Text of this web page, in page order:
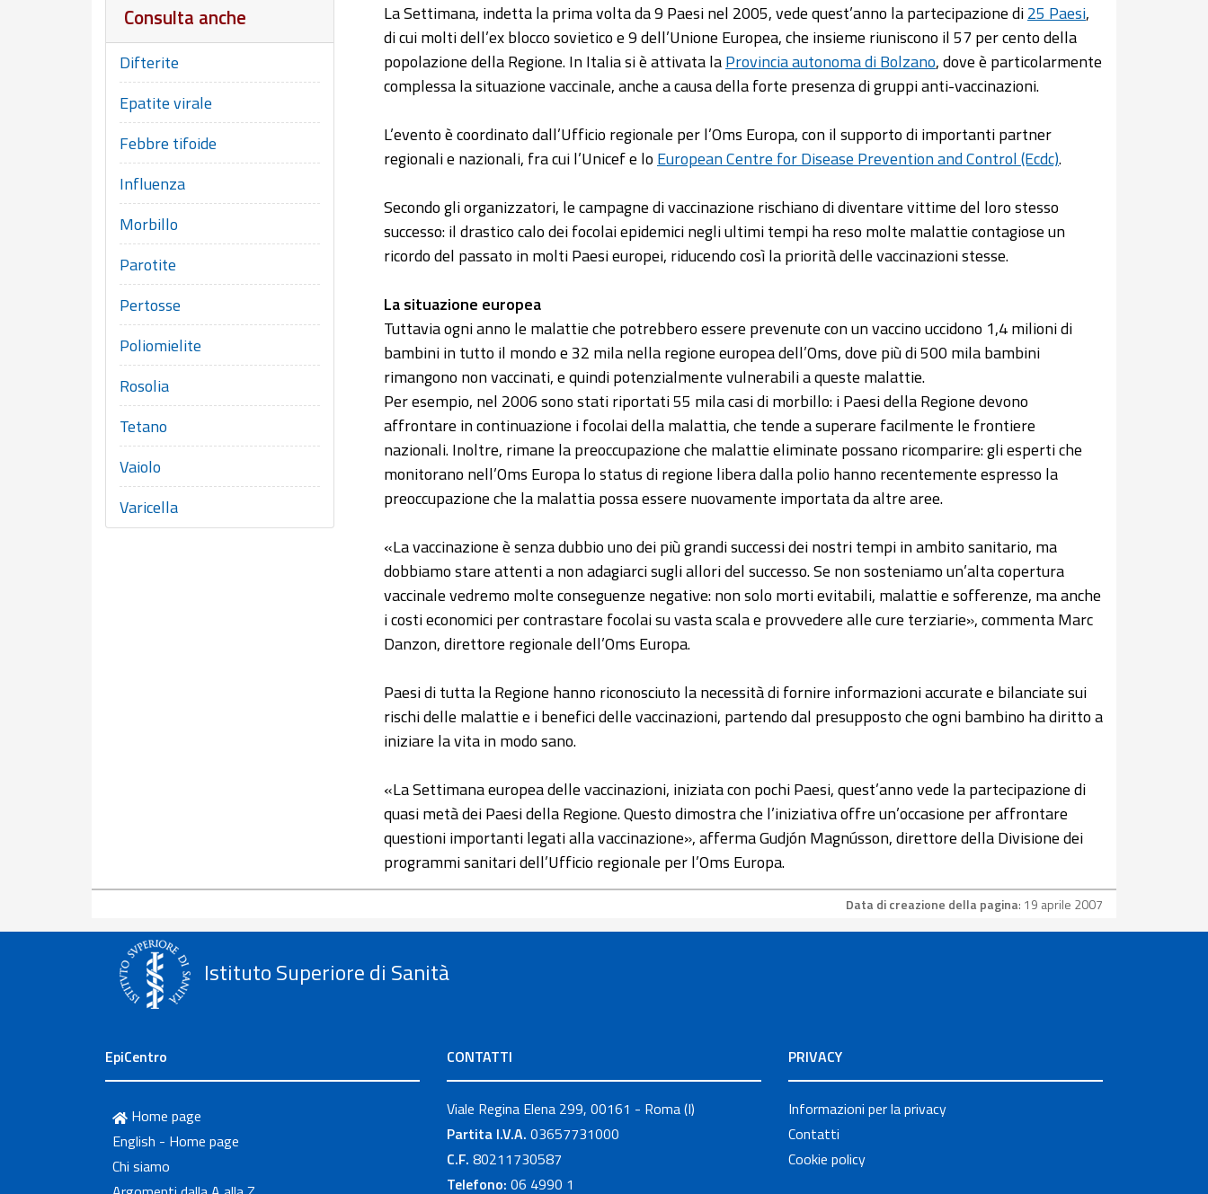
Consulta anche
Difterite
Epatite virale
Febbre tifoide
Influenza
Morbillo
Parotite
Pertosse
Poliomielite
Rosolia
Tetano
Vaiolo
Varicella
La Settimana, indetta la prima volta da 9 Paesi nel 2005, vede quest’anno la partecipazione di25 Paesi,
di cui molti dell’ex blocco sovietico e 9 dell’Unione Europea, che insieme riuniscono il 57 per cento della
popolazione della Regione. In Italia si è attivata laProvincia autonoma di Bolzano, dove è particolarmente
complessa la situazione vaccinale, anche a causa della forte presenza di gruppi anti-vaccinazioni.
L’evento è coordinato dall’Ufficio regionale per l’Oms Europa, con il supporto di importanti partner
regionali e nazionali, fra cui l’Unicef e lo European Centre for Disease Prevention and Control (Ecdc).
Secondo gli organizzatori, le campagne di vaccinazione rischiano di diventare vittime del loro stesso
successo: il drastico calo dei focolai epidemici negli ultimi tempi ha reso molte malattie contagiose un
ricordo del passato in molti Paesi europei, riducendo così la priorità delle vaccinazioni stesse.
La situazione europea
Tuttavia ogni anno le malattie che potrebbero essere prevenute con un vaccino uccidono 1,4 milioni di
bambini in tutto il mondo e 32 mila nella regione europea dell’Oms, dove più di 500 mila bambini
rimangono non vaccinati, e quindi potenzialmente vulnerabili a queste malattie.
Per esempio, nel 2006 sono stati riportati 55 mila casi di morbillo: i Paesi della Regione devono
affrontare in continuazione i focolai della malattia, che tende a superare facilmente le frontiere
nazionali. Inoltre, rimane la preoccupazione che malattie eliminate possano ricomparire: gli esperti che
monitorano nell’Oms Europa lo status di regione libera dalla polio hanno recentemente espresso la
preoccupazione che la malattia possa essere nuovamente importata da altre aree.
«La vaccinazione è senza dubbio uno dei più grandi successi dei nostri tempi in ambito sanitario, ma
dobbiamo stare attenti a non adagiarci sugli allori del successo. Se non sosteniamo un’alta copertura
vaccinale vedremo molte conseguenze negative: non solo morti evitabili, malattie e sofferenze, ma anche
i costi economici per contrastare focolai su vasta scala e provvedere alle cure terziarie», commenta Marc
Danzon, direttore regionale dell’Oms Europa.
Paesi di tutta la Regione hanno riconosciuto la necessità di fornire informazioni accurate e bilanciate sui
rischi delle malattie e i benefici delle vaccinazioni, partendo dal presupposto che ogni bambino ha diritto a
iniziare la vita in modo sano.
«La Settimana europea delle vaccinazioni, iniziata con pochi Paesi, quest’anno vede la partecipazione di
quasi metà dei Paesi della Regione. Questo dimostra che l’iniziativa offre un’occasione per affrontare
questioni importanti legati alla vaccinazione», afferma Gudjón Magnússon, direttore della Divisione dei
programmi sanitari dell’Ufficio regionale per l’Oms Europa.
Data di creazione della pagina: 19 aprile 2007
Istituto Superiore di Sanità
EpiCentro
Home page
English - Home page
Chi siamo
CONTATTI
Viale Regina Elena 299, 00161 - Roma (I)
Partita I.V.A. 03657731000
C.F. 80211730587
Telefono: 06 4990 1
PRIVACY
Informazioni per la privacy
Contatti
Cookie policy